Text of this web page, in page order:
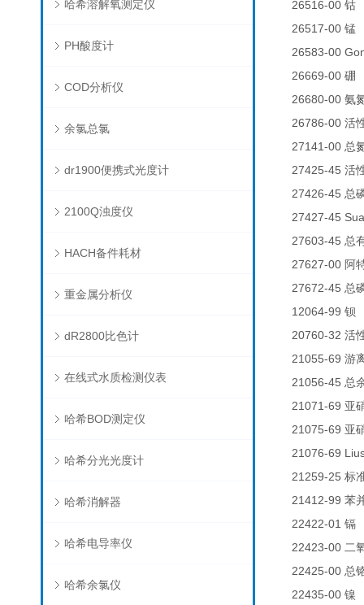
哈希溶解氧测定仪
PH酸度计
COD分析仪
余氯总氯
dr1900便携式光度计
2100Q浊度仪
HACH备件耗材
重金属分析仪
dR2800比色计
在线式水质检测仪表
哈希BOD测定仪
哈希分光光度计
哈希消解器
哈希电导率仪
哈希余氯仪
26516-00 钴
26517-00 锰
26583-00
26669-00 硼
26680-00 氨
26786-00 活
27141-00 总
27425-45 活
27426-45 总
27427-45
27603-45 总
27627-00 阿
27672-45 总
12064-99 钡
20760-32 活
21055-69 游
21056-45 总
21071-69 亚
21075-69 亚
21076-69
21259-25 标
21412-99 苯
22422-01 镉
22423-00 二
22425-00 总
22435-00 镍